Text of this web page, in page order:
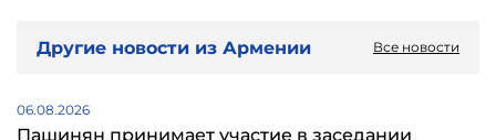
Другие новости из Армении Все новости
06.08.2026
Пашинян принимает участие в заседании